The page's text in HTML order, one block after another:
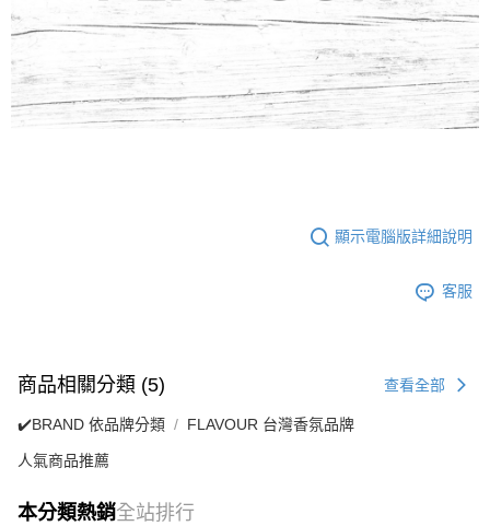
顯示電腦版詳細說明
客服
商品相關分類 (5) 查看全部
✔️BRAND 依品牌分類 FLAVOUR 台灣香氛品牌
人氣商品推薦
本分類熱銷全站排行